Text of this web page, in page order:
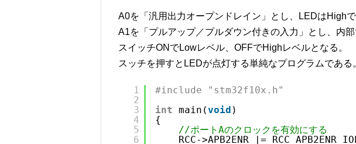
A0を「汎用出力オープンドレイン」とし、LEDはHigh
A1を「プルアップ／プルダウン付きの入力」とし、内部
スイッチONでLowレベル、OFFでHighレベルとなる。
スッチを押すとLEDが点灯する単純なプログラムである
1
2
3
4
5
6
#include "stm32f10x.h"
int main(void )
{
//ポートAのクロックを有効にする
RCC->APB2ENR |=